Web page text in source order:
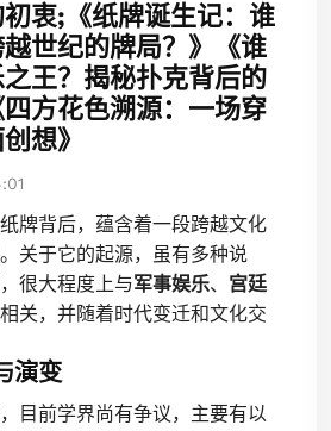
衷;《纸牌诞生记：谁
世纪的牌局？》《谁
王？揭秘扑克背后的
方花色溯源：一场穿
想》
牌背后，蕴含着一段跨越文化
关于它的起源，虽有多种说
很大程度上与军事娱乐、 宫廷
相关，并随着时代变迁和文化交
演变
目前学界尚有争议，主要有以